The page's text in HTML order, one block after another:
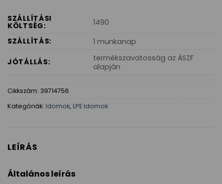
SZÁLLÍTÁSI
KÖLTSÉG:
1490
SZÁLLÍTÁS:
1 munkanap
JÓTÁLLÁS:
termékszavatosság az ÁSZF
alapján
Cikkszám: 39714756
Kategóriák: Idomok, LPE Idomok
LEÍRÁS
Általános leírás